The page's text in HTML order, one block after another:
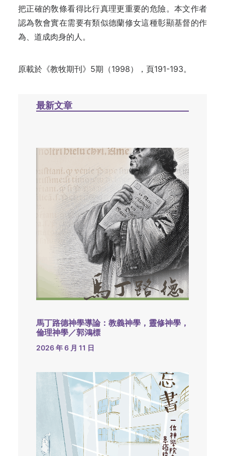
把正確的敎條看得比行真理更重要的危險。 本文作者
認為敎會實在需要有類似德蘭修女這種彰顯基督的作
為、道成肉身的人。
原載於《教牧期刊》5期（1998），頁191-193。
最新文章
馬丁路德神學導論：教義神學，靈修神學，
倫理神學／郭鴻標
2026 年 6 月 11 日